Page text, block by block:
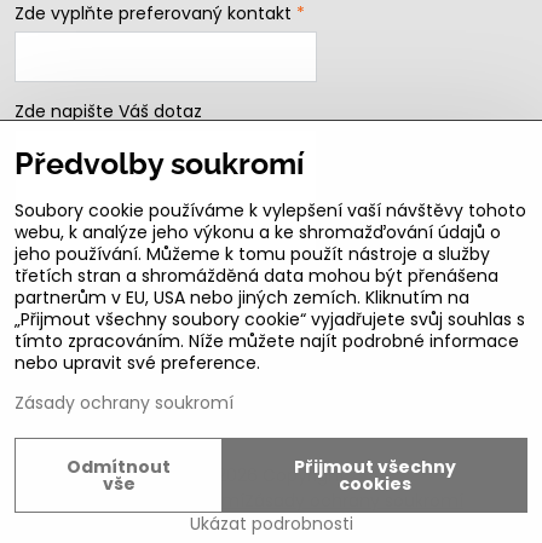
Zde vyplňte preferovaný kontakt *
Zde napište Váš dotaz
Odeslat
B2b podmínky pro registrované partnery
Copyright
Vytvořeno systémem:ByznysWeb.cz
Předvolby soukromí
Soubory cookie používáme k vylepšení vaší návštěvy tohoto
webu, k analýze jeho výkonu a ke shromažďování údajů o
jeho používání. Můžeme k tomu použít nástroje a služby
třetích stran a shromážděná data mohou být přenášena
partnerům v EU, USA nebo jiných zemích. Kliknutím na
„Přijmout všechny soubory cookie“ vyjadřujete svůj souhlas s
tímto zpracováním. Níže můžete najít podrobné informace
nebo upravit své preference.
Zásady ochrany soukromí
Ukázat podrobnosti
Přijmout všechny
cookies
Odmítnout
vše